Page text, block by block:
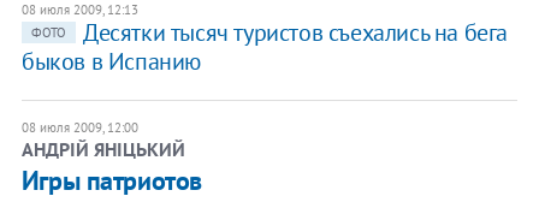
08 июля 2009, 12:13
ФОТО
Десятки тысяч туристов съехались на бега
быков в Испанию
08 июля 2009, 12:00
АНДРІЙ ЯНІЦЬКИЙ
Игры патриотов